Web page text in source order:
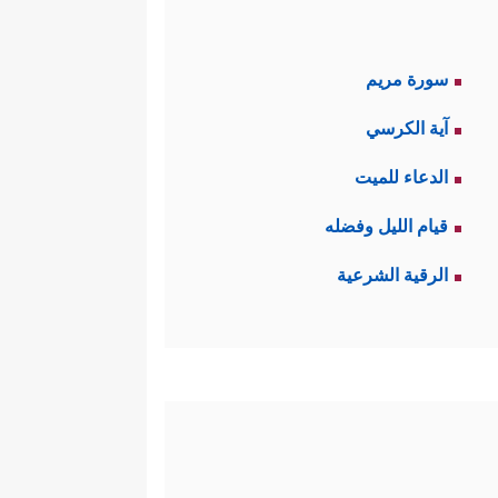
سورة مريم
آية الكرسي
الدعاء للميت
قيام الليل وفضله
الرقية الشرعية